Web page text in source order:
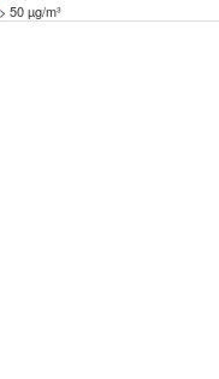
> 50 µg/m³